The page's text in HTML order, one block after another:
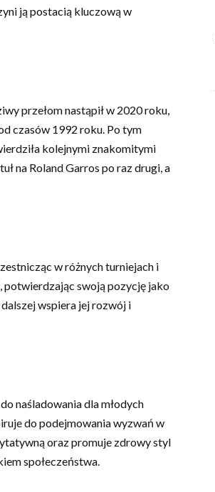
ją postacią kluczową w
przełom nastąpił w 2020 roku,
czasów 1992 roku. Po tym
kolejnymi znakomitymi
na Roland Garros po raz drugi, a
w różnych turniejach i
potwierdzając swoją pozycję jako
wspiera jej rozwój i
naśladowania dla młodych
do podejmowania wyzwań w
oraz promuje zdrowy styl
społeczeństwa.